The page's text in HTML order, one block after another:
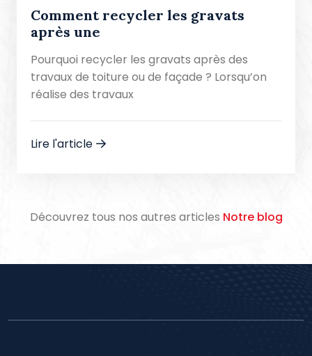
Comment recycler les gravats
après une
Pourquoi recycler les gravats après des
travaux de toiture ou de façade ? Lorsqu’on
réalise des travaux
Lire l'article
Découvrez tous nos autres articles Notre blog